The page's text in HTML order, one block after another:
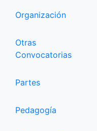
Organización
Otras
Convocatorias
Partes
Pedagogía